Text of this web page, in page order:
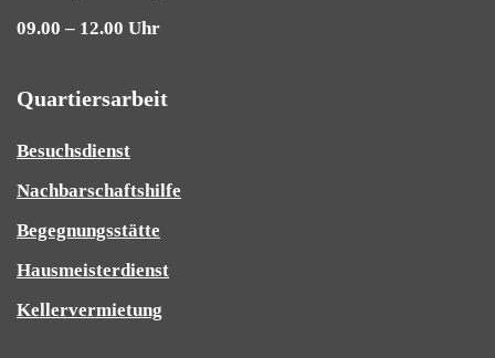
09.00 – 12.00 Uhr
Quartiersarbeit
Besuchsdienst
Nachbarschaftshilfe
Begegnungsstätte
Hausmeisterdienst
Kellervermietung